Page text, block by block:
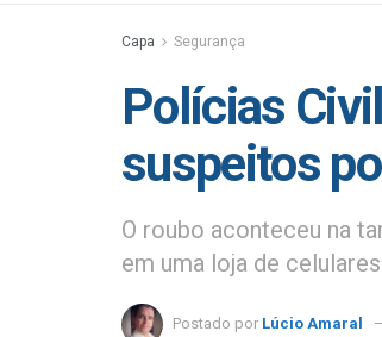
Capa Segurança
Polícias
suspeitos
O roubo aconteceu na
em uma loja de
Postado por Lúcio Amaral